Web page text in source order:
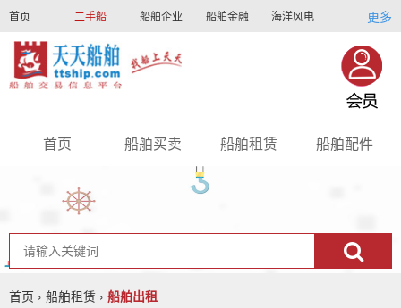
首页 二手船 船舶企业 船舶金融 海洋风电
船员招聘 船员联盟
更多
首页 船舶买卖 船舶租赁 船舶配件
首页 › 船舶租赁 › 船舶出租